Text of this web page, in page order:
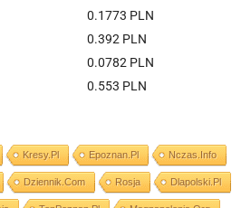
0.1773 PLN
0.392 PLN
0.0782 PLN
0.553 PLN
Kresy.pl Epoznan.pl Nczas.info
Dziennik.com Rosja Dlapolski.pl